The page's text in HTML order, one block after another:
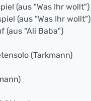
(aus "Was Ihr wollt")
(aus "Was Ihr wollt")
(aus "Ali Baba")
(Tarkmann)